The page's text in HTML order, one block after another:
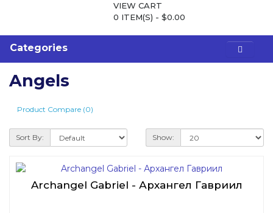
VIEW CART
0 ITEM(S) - $0.00
Categories
Angels
Product Compare (0)
Sort By: Show:
Archangel Gabriel - Архангел Гавриил